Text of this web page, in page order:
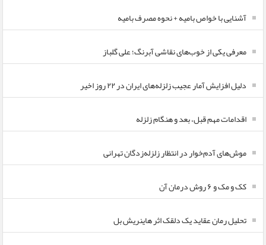
آشنایی با خواص بامیه + نحوه مصرف بامیه
معرفی یکی از خوب‌های نقاشی آبرنگ؛ علی گلباز
دلیل افزایش آمار عجیب زلزله‌های ایران در ۲۲ روز اخیر
اقدامات مهم قبل، بعد و هنگام زلزله
موش‌های آدم‌خوار در انتظار زلزله‌زدگان تهرانی
کک و مک و ۶ روش درمان آن
تحلیل رمان عقاید یک دلقک اثر هاینریش بل